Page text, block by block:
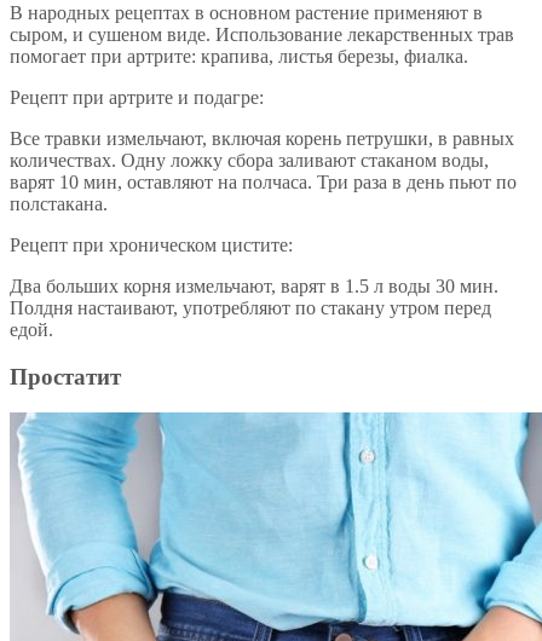
В народных рецептах в основном растение применяют в
сыром, и сушеном виде. Использование лекарственных трав
помогает при артрите: крапива, листья березы, фиалка.
Рецепт при артрите и подагре:
Все травки измельчают, включая корень петрушки, в равных
количествах. Одну ложку сбора заливают стаканом воды,
варят 10 мин, оставляют на полчаса. Три раза в день пьют по
полстакана.
Рецепт при хроническом цистите:
Два больших корня измельчают, варят в 1.5 л воды 30 мин.
Полдня настаивают, употребляют по стакану утром перед
едой.
Простатит